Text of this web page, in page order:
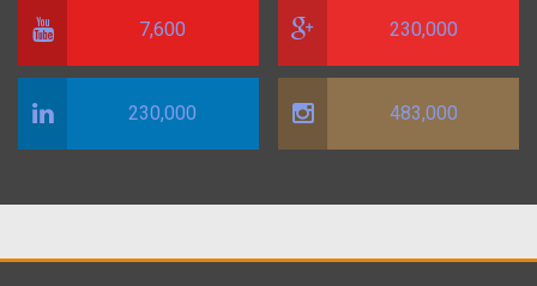
7,600 230,000
230,000 483,000